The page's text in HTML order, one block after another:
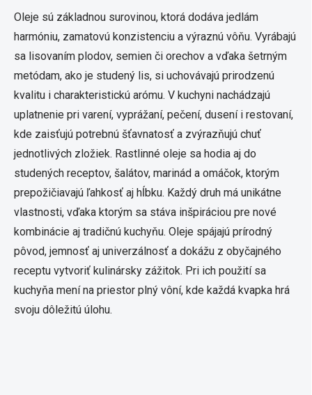
Oleje sú základnou surovinou, ktorá dodáva jedlám
harmóniu, zamatovú konzistenciu a výraznú vôňu. Vyrábajú
sa lisovaním plodov, semien či orechov a vďaka šetrným
metódam, ako je studený lis, si uchovávajú prirodzenú
kvalitu i charakteristickú arómu. V kuchyni nachádzajú
uplatnenie pri varení, vyprážaní, pečení, dusení i restovaní,
kde zaisťujú potrebnú šťavnatosť a zvýrazňujú chuť
jednotlivých zložiek. Rastlinné oleje sa hodia aj do
studených receptov, šalátov, marinád a omáčok, ktorým
prepožičiavajú ľahkosť aj hĺbku. Každý druh má unikátne
vlastnosti, vďaka ktorým sa stáva inšpiráciou pre nové
kombinácie aj tradičnú kuchyňu. Oleje spájajú prírodný
pôvod, jemnosť aj univerzálnosť a dokážu z obyčajného
receptu vytvoriť kulinársky zážitok. Pri ich použití sa
kuchyňa mení na priestor plný vôní, kde každá kvapka hrá
svoju dôležitú úlohu.